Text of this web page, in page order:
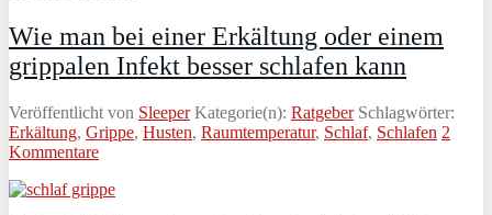
Wie man bei einer Erkältung oder einem
grippalen Infekt besser schlafen kann
Veröffentlicht von Sleeper Kategorie(n): RatgeberSchlagwörter:
Erkältung, Grippe, Husten, Raumtemperatur, Schlaf, Schlafen 2
Kommentare